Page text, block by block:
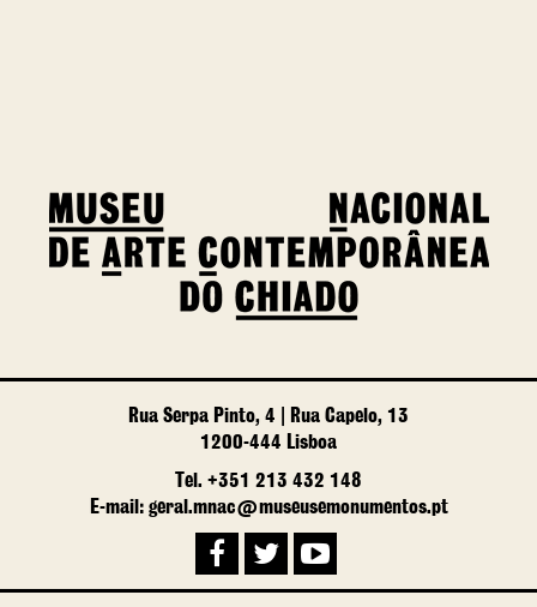
Rua Serpa Pinto, 4 | Rua Capelo, 13
1200-444 Lisboa
Tel. +351 213 432 148
E-mail: geral.mnac@museusemonumentos.pt